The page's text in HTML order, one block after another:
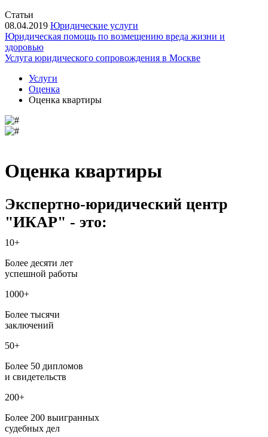
Статьи
08.04.2019 Юридические услуги
Юридическая помощь по возмещению вреда жизни и
здоровью
Услуга юридического сопровождения в Москве
Услуги
Оценка
Оценка квартиры
Оценка квартиры
Экспертно-юридический центр
"ИКАР" - это:
10+
Более десяти лет
успешной работы
1000+
Более тысячи
заключений
50+
Более 50 дипломов
и свидетельств
200+
Более 200 выигранных
судебных дел